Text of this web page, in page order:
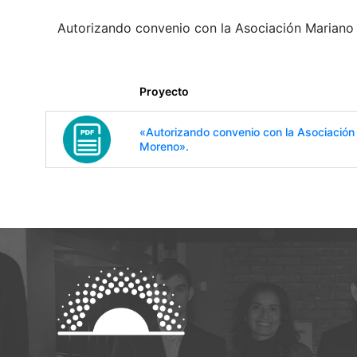
Autorizando convenio con la Asociación
Proyecto
«Autorizando convenio con la
Moreno».